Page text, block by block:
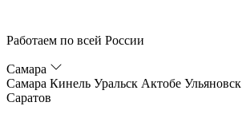
Работаем по всей России
Самара
Самара Кинель Уральск Актобе Ульяновск
Саратов